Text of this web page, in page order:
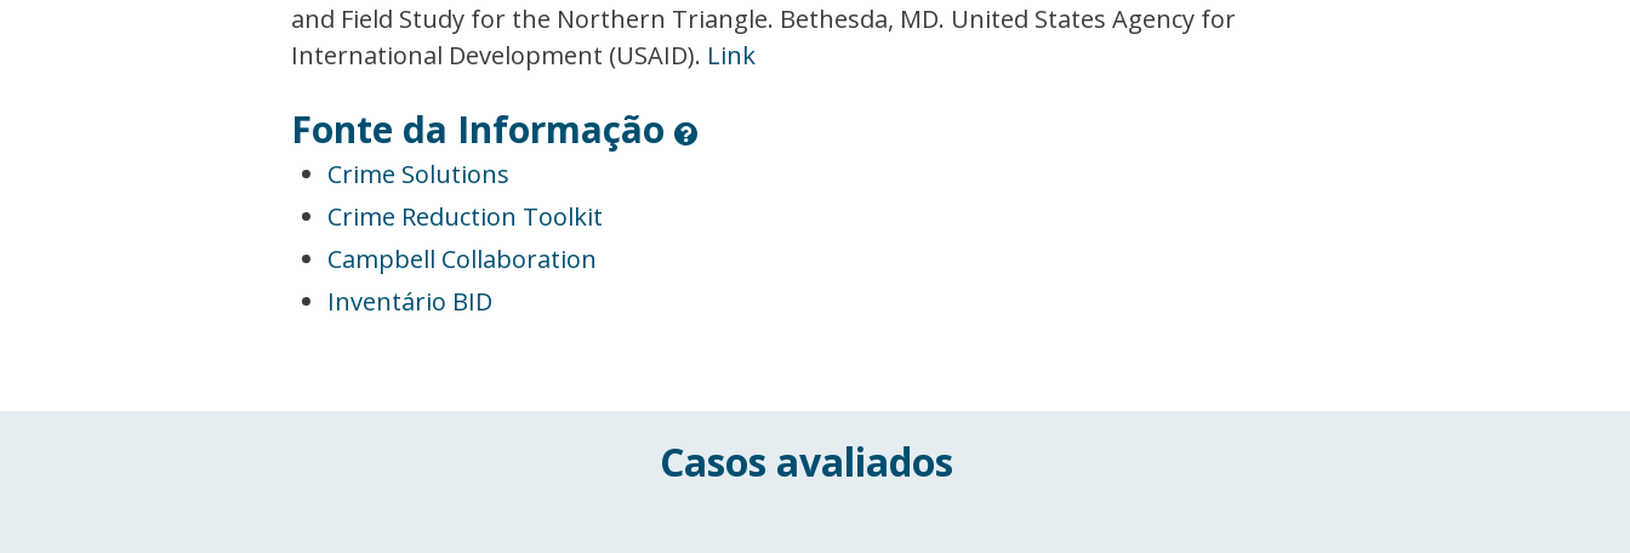
and Field Study for the Northern Triangle. Bethesda, MD. United States Agency for
International Development (USAID). Link
Fonte da Informação
Crime Solutions
Crime Reduction Toolkit
Campbell Collaboration
Inventário BID
Casos avaliados